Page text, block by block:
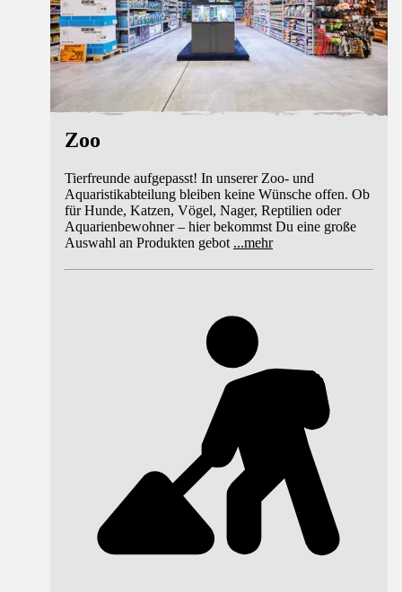
Zoo
Tierfreunde aufgepasst! In unserer Zoo- und
Aquaristikabteilung bleiben keine Wünsche offen. Ob
für Hunde, Katzen, Vögel, Nager, Reptilien oder
Aquarienbewohner – hier bekommst Du eine große
Auswahl an Produkten gebot ...mehr